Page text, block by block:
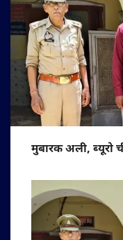
मुबारक अली, ब्यूरो